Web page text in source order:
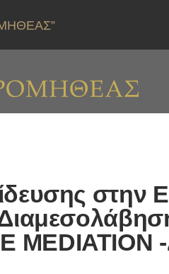
στην
MEDIATION